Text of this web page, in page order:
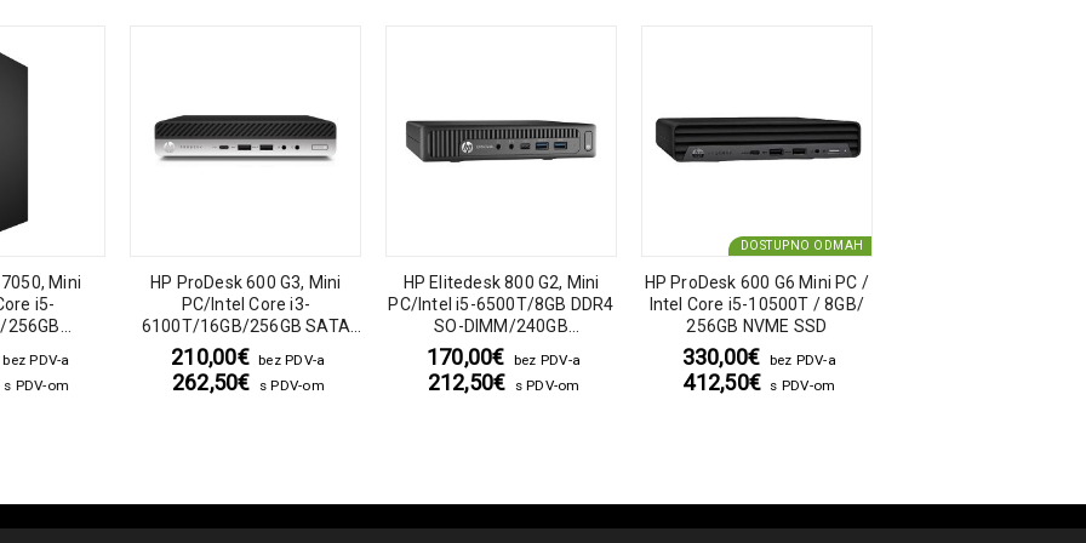
Mini
i5-
256GB
ADAPTER
bez PDV-a
s PDV-om
HP ProDesk 600 G3, Mini
PC/Intel Core i3-
6100T/16GB/256GB SATA
SSD/HP 65 Watt
210,00€ bez PDV-a
262,50€ s PDV-om
HP Elitedesk 800 G2, Mini
PC/Intel i5-6500T/8GB DDR4
SO-DIMM/240GB
SSD/DVD/Windows 10 Pro
170,00€ bez PDV-a
212,50€ s PDV-om
DOSTUPNO ODMAH
HP ProDesk 600 G6 Mini PC /
Intel Core i5-10500T / 8GB/
256GB NVME SSD
330,00€ bez PDV-a
412,50€ s PDV-om